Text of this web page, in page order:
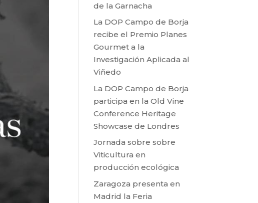
de la Garnacha
La DOP Campo de Borja
recibe el Premio Planes
Gourmet a la
Investigación Aplicada al
Viñedo
La DOP Campo de Borja
participa en la Old Vine
Conference Heritage
Showcase de Londres
Jornada sobre sobre
Viticultura en
producción ecológica
Zaragoza presenta en
Madrid la Feria